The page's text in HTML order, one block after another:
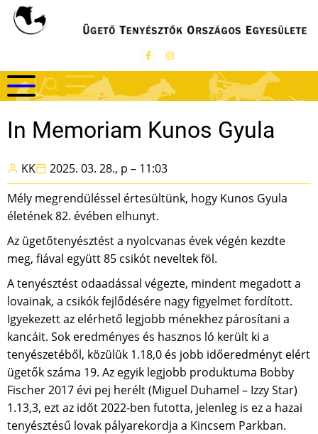
Ugrás
In Memoriam Kunos Gyula
KK
2025. 03. 28., p – 11:03
Mély megrendüléssel értesültünk, hogy Kunos Gyula
életének 82. évében elhunyt.
Az ügetőtenyésztést a nyolcvanas évek végén kezdte
meg, fiával együtt 85 csikót neveltek föl.
A tenyésztést odaadással végezte, mindent megadott a
lovainak, a csikók fejlődésére nagy figyelmet fordított.
Igyekezett az elérhető legjobb ménekhez párosítani a
kancáit. Sok eredményes és hasznos ló került ki a
tenyészetéből, közülük 1.18,0 és jobb időeredményt elért
ügetők száma 19. Az egyik legjobb produktuma Bobby
Fischer 2017 évi pej herélt (Miguel Duhamel – Izzy Star)
1.13,3, ezt az időt 2022-ben futotta, jelenleg is ez a hazai
tenyésztésű lovak pályarekordja a Kincsem Parkban.